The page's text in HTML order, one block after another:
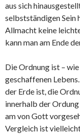
aus sich
selbstständigen Sein
Allmacht keine
kann man am Ende
Die Ordnung ist –
geschaffenen
der Erde ist, die
innerhalb der
am von Gott
Vergleich ist